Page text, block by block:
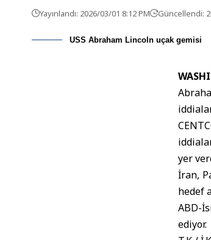
Yayınlandı: 2026/03/01 8:12 PM Güncellendi:
USS Abraham Lincoln uçak gemisi
yer
İran,
hedef
ABD-
ediyor.